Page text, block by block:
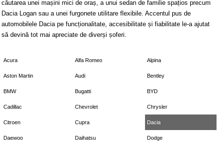
căutarea unei mașini mici de oraș, a unui sedan de familie spațios precum
Dacia Logan sau a unei furgonete utilitare flexibile. Accentul pus de
automobilele Dacia pe funcționalitate, accesibilitate și fiabilitate le-a ajutat
să devină tot mai apreciate de diverși șoferi.
Acura Alfa Romeo Alpina
Aston Martin Audi Bentley
BMW Bugatti BYD
Cadillac Chevrolet Chrysler
Citroen Cupra Dacia
Daewoo Daihatsu Dodge